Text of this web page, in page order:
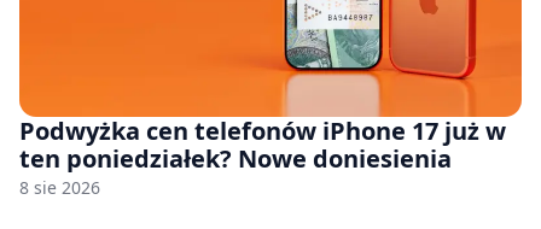
Podwyżka cen telefonów iPhone 17 już w
ten poniedziałek? Nowe doniesienia
8 sie 2026